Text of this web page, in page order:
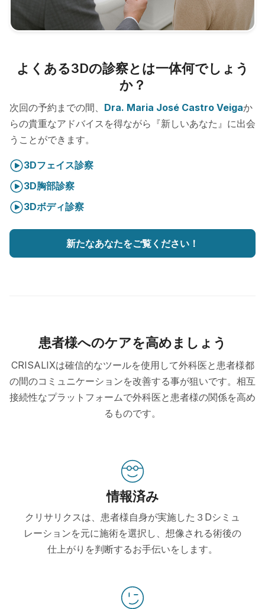
よくある3Dの診察とは一体何でしょう
か？
次回の予約までの間、 Dra. Maria José Castro Veigaか
らの貴重なアドバイスを得ながら『新しいあなた』に出会
うことができます。
3Dフェイス診察
3D胸部診察
3Dボディ診察
新たなあなたをご覧ください！
患者様へのケアを高めましょう
CRISALIXは確信的なツールを使用して外科医と患者様都
の間のコミュニケーションを改善する事が狙いです。相互
接続性なプラットフォームで外科医と患者様の関係を高め
るものです。
情報済み
クリサリクスは、患者様自身が実施した３Dシミュ
レーションを元に施術を選択し、想像される術後の
仕上がりを判断するお手伝いをします。